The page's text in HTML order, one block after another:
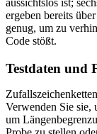
aussichtslos ist;
ergeben bereits
genug, um zu
Code stößt.
Testdaten und
Verwenden Sie sie,
um